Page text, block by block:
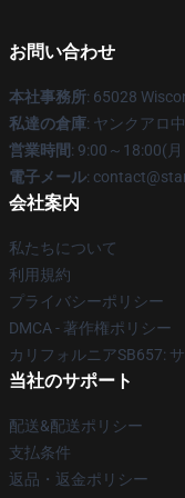
お問い合わせ
本社事務所: 65028
私達の倉庫: ヤンクアロ
営業時間: 9:00～18:00(
電子メール:
会社案内
私たちについて
利用規約
プライバシーポリシー
DMCA - 著作権ポリシー
カリフォルニアSB657:
当社のサポート
配送&配送ポリシー
支払条件
返品・返金ポリシー